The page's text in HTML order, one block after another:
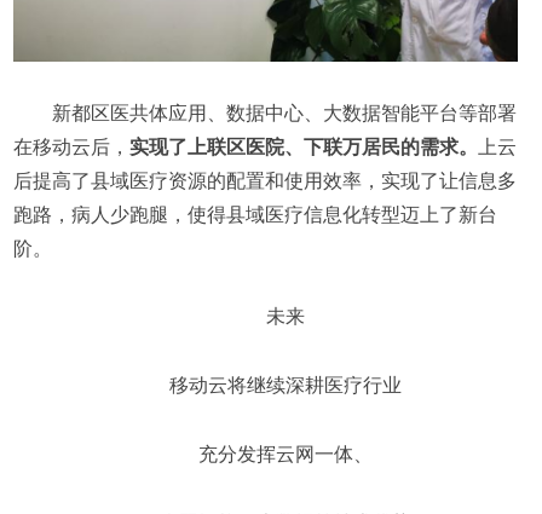
新都区医共体应用、数据中心、大数据智能平台等部署
在移动云后， 实现了上联区医院、下联万居民的需求。
上云
后提高了县域医疗资源的配置和使用效率，实现了让信息多
跑路，病人少跑腿，使得县域医疗信息化转型迈上了新台
阶。
未来
移动云将继续深耕医疗行业
充分发挥云网一体、